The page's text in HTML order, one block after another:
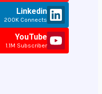
Linkedin
200K Connects
YouTube
1.1M Subscriber